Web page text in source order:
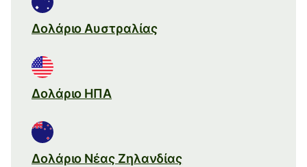
Δολάριο Αυστραλίας
Δολάριο ΗΠΑ
Δολάριο Νέας Ζηλανδίας